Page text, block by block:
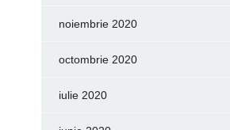
noiembrie 2020
octombrie 2020
iulie 2020